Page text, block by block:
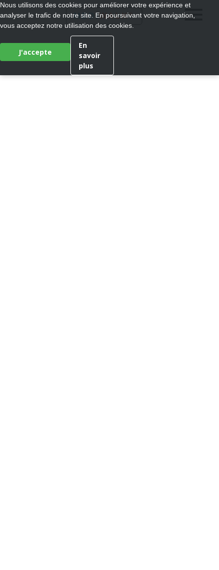
MEDIWALK®
Nous utilisons des cookies pour améliorer votre expérience et
analyser le trafic de notre site. En poursuivant votre navigation,
vous acceptez notre utilisation des cookies.
J'accepte
En
savoir
plus